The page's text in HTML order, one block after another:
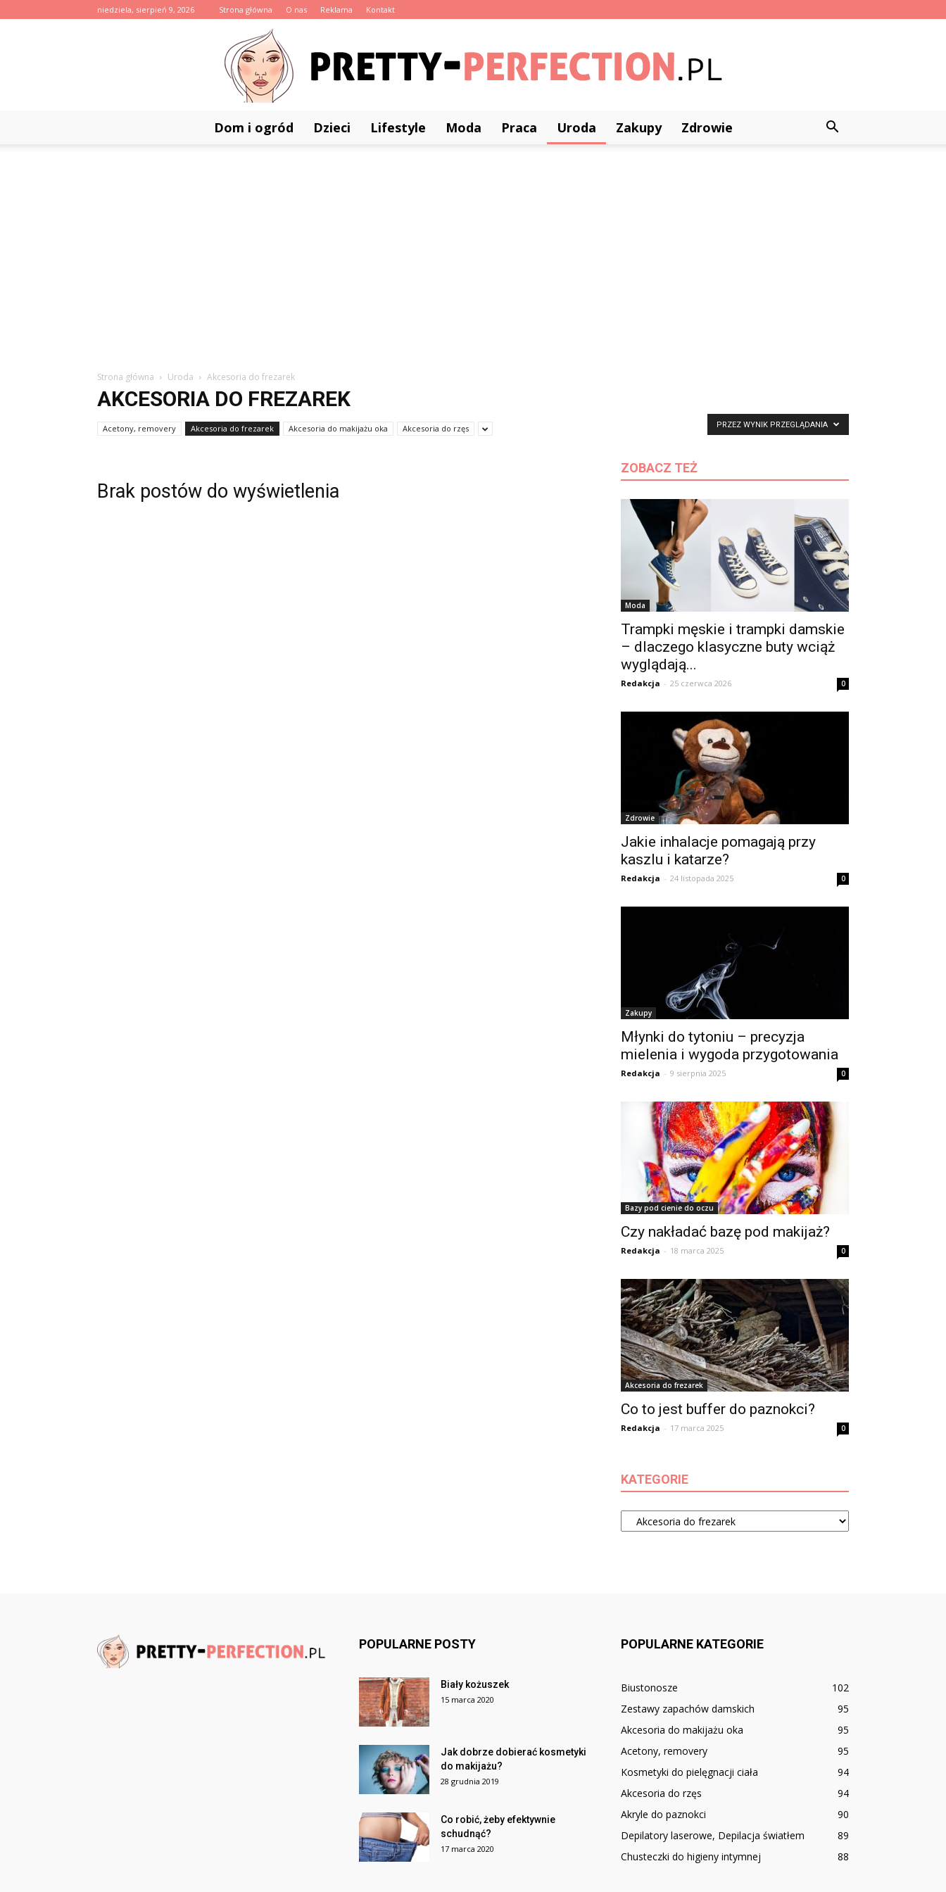
niedziela, sierpień 9, 2026 Strona główna O nas Reklama Kontakt
Dom i ogród Dzieci Lifestyle Moda Praca Uroda Zakupy Zdrowie
Strona główna Uroda Akcesoria do frezarek
AKCESORIA DO FREZAREK
Acetony, removery Akcesoria do frezarek Akcesoria do makijażu oka Akcesoria do rzęs PRZEZ WYNIK PRZEGLĄDANIA
Brak postów do wyświetlenia
ZOBACZ TEŻ
Moda
Trampki męskie i trampki damskie
– dlaczego klasyczne buty wciąż
wyglądają...
Redakcja - 25 czerwca 2026 0
Zdrowie
Jakie inhalacje pomagają przy
kaszlu i katarze?
Redakcja - 24 listopada 2025 0
Zakupy
Młynki do tytoniu – precyzja
mielenia i wygoda przygotowania
Redakcja - 9 sierpnia 2025 0
Bazy pod cienie do oczu
Czy nakładać bazę pod makijaż?
Redakcja - 18 marca 2025 0
Akcesoria do frezarek
Co to jest buffer do paznokci?
Redakcja - 17 marca 2025 0
KATEGORIE
Kategorie
POPULARNE POSTY
Biały kożuszek
15 marca 2020
Jak dobrze dobierać kosmetyki
do makijażu?
28 grudnia 2019
Co robić, żeby efektywnie
schudnąć?
17 marca 2020
POPULARNE KATEGORIE
Biustonosze
102
Zestawy zapachów damskich
95
Akcesoria do makijażu oka
95
Acetony, removery
95
Kosmetyki do pielęgnacji ciała
94
Akcesoria do rzęs
94
Akryle do paznokci
90
Depilatory laserowe, Depilacja światłem
89
Chusteczki do higieny intymnej
88